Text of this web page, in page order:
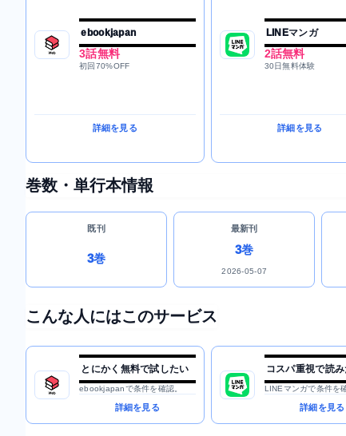
ebookjapan
3話無料
初回70%OFF
詳細を見る
LINEマンガ
2話無料
30日無料体験
詳細を見る
巻数・単行本情報
既刊
3巻
最新刊
3巻
2026-05-07
こんな人にはこのサービス
とにかく無料で試したい
ebookjapanで条件を確認。
詳細を見る
コスパ重視で読
LINEマンガで条件を
詳細を見る